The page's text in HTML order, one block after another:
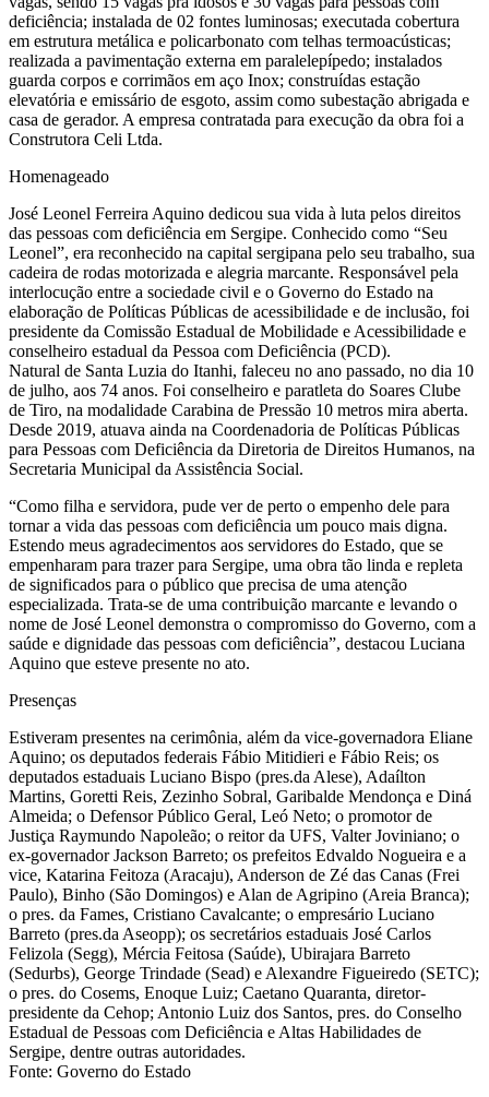
deficiência; instalada de 02 fontes luminosas; executada cobertura
em estrutura metálica e policarbonato com telhas termoacústicas;
realizada a pavimentação externa em paralelepípedo; instalados
guarda corpos e corrimãos em aço Inox; construídas estação
elevatória e emissário de esgoto, assim como subestação abrigada e
casa de gerador. A empresa contratada para execução da obra foi a
Construtora Celi Ltda.
Homenageado
José Leonel Ferreira Aquino dedicou sua vida à luta pelos direitos
das pessoas com deficiência em Sergipe. Conhecido como “Seu
Leonel”, era reconhecido na capital sergipana pelo seu trabalho, sua
cadeira de rodas motorizada e alegria marcante. Responsável pela
interlocução entre a sociedade civil e o Governo do Estado na
elaboração de Políticas Públicas de acessibilidade e de inclusão, foi
presidente da Comissão Estadual de Mobilidade e Acessibilidade e
conselheiro estadual da Pessoa com Deficiência (PCD).
Natural de Santa Luzia do Itanhi, faleceu no ano passado, no dia 10
de julho, aos 74 anos. Foi conselheiro e paratleta do Soares Clube
de Tiro, na modalidade Carabina de Pressão 10 metros mira aberta.
Desde 2019, atuava ainda na Coordenadoria de Políticas Públicas
para Pessoas com Deficiência da Diretoria de Direitos Humanos, na
Secretaria Municipal da Assistência Social.
“Como filha e servidora, pude ver de perto o empenho dele para
tornar a vida das pessoas com deficiência um pouco mais digna.
Estendo meus agradecimentos aos servidores do Estado, que se
empenharam para trazer para Sergipe, uma obra tão linda e repleta
de significados para o público que precisa de uma atenção
especializada. Trata-se de uma contribuição marcante e levando o
nome de José Leonel demonstra o compromisso do Governo, com a
saúde e dignidade das pessoas com deficiência”, destacou Luciana
Aquino que esteve presente no ato.
Presenças
Estiveram presentes na cerimônia, além da vice-governadora Eliane
Aquino; os deputados federais Fábio Mitidieri e Fábio Reis; os
deputados estaduais Luciano Bispo (pres.da Alese), Adaílton
Martins, Goretti Reis, Zezinho Sobral, Garibalde Mendonça e Diná
Almeida; o Defensor Público Geral, Leó Neto; o promotor de
Justiça Raymundo Napoleão; o reitor da UFS, Valter Joviniano; o
ex-governador Jackson Barreto; os prefeitos Edvaldo Nogueira e a
vice, Katarina Feitoza (Aracaju), Anderson de Zé das Canas (Frei
Paulo), Binho (São Domingos) e Alan de Agripino (Areia Branca);
o pres. da Fames, Cristiano Cavalcante; o empresário Luciano
Barreto (pres.da Aseopp); os secretários estaduais José Carlos
Felizola (Segg), Mércia Feitosa (Saúde), Ubirajara Barreto
(Sedurbs), George Trindade (Sead) e Alexandre Figueiredo (SETC);
o pres. do Cosems, Enoque Luiz; Caetano Quaranta, diretor-
presidente da Cehop; Antonio Luiz dos Santos, pres. do Conselho
Estadual de Pessoas com Deficiência e Altas Habilidades de
Sergipe, dentre outras autoridades.
Fonte: Governo do Estado